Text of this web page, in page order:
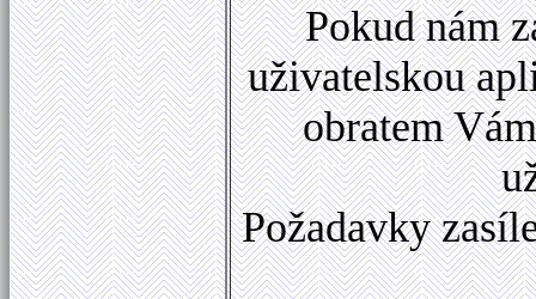
Pokud nám
uživatelskou
obratem
Požadavky